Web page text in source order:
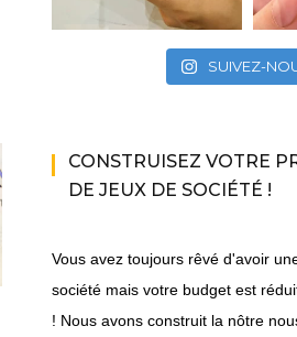
ACTU DU MULTIJOUEUR| A
SUIVEZ-
CONSTRUISEZ VOTRE
DE JEUX DE SOCIÉTÉ !
Vous avez toujours rêvé d'avoir
société mais votre budget est
! Nous avons construit la nôtre